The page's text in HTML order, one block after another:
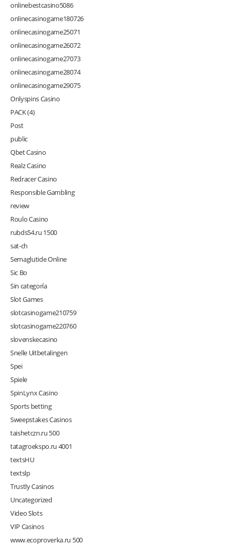
onlinebestcasino5086
onlinecasinogame180726
onlinecasinogame25071
onlinecasinogame26072
onlinecasinogame27073
onlinecasinogame28074
onlinecasinogame29075
Onlyspins Casino
PACK (4)
Post
public
Qbet Casino
Realz Casino
Redracer Casino
Responsible Gambling
review
Roulo Casino
rubds54.ru 1500
sat-ch
Semaglutide Online
Sic Bo
Sin categoría
Slot Games
slotcasinogame210759
slotcasinogame220760
slovenskecasino
Snelle Uitbetalingen
Spei
Spiele
SpinLynx Casino
Sports betting
Sweepstakes Casinos
taishetczn.ru 500
tatagroekspo.ru 4001
textsHU
textslp
Trustly Casinos
Uncategorized
Video Slots
VIP Casinos
www.ecoproverka.ru 500